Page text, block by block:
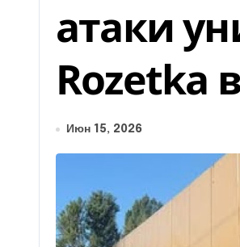
атаки
Rozetka
Июн 15, 2026